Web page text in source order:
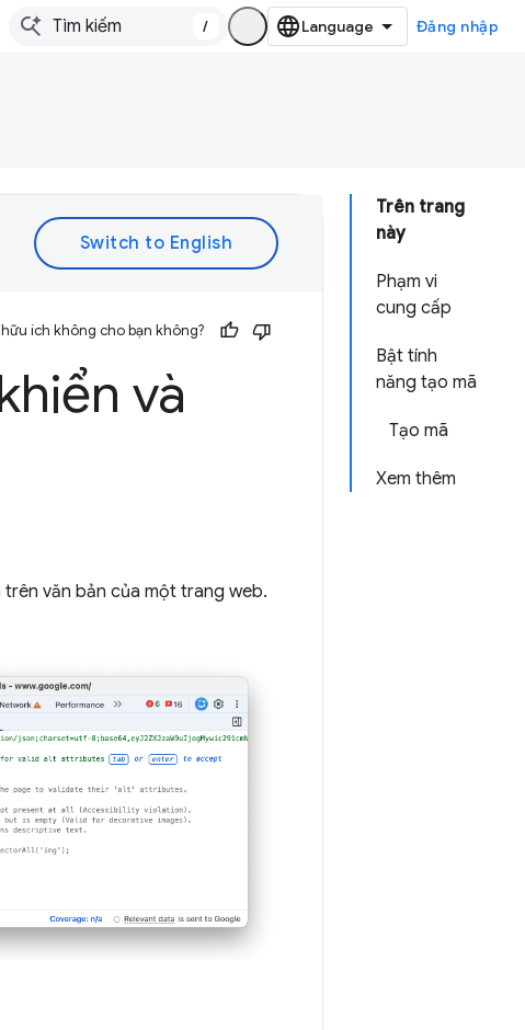
/ Đăng nhập
Trên trang
này
Phạm vi
cung cấp
Bật tính
năng tạo mã
Tạo mã
Xem thêm
ích không cho bạn không?
và
văn bản của một trang web.